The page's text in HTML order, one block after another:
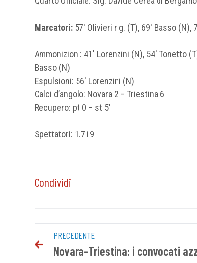
Marcatori: 57′ Olivieri rig. (T), 69′ Basso (N),
Ammonizioni: 41′ Lorenzini (N), 54′ Tonetto
Basso (N)
Espulsioni: 56′ Lorenzini (N)
Calci d’angolo: Novara 2 – Triestina 6
Recupero: pt 0 – st 5′
Spettatori: 1.719
Condividi
PRECEDENTE
Novara-Triestina: i convocati